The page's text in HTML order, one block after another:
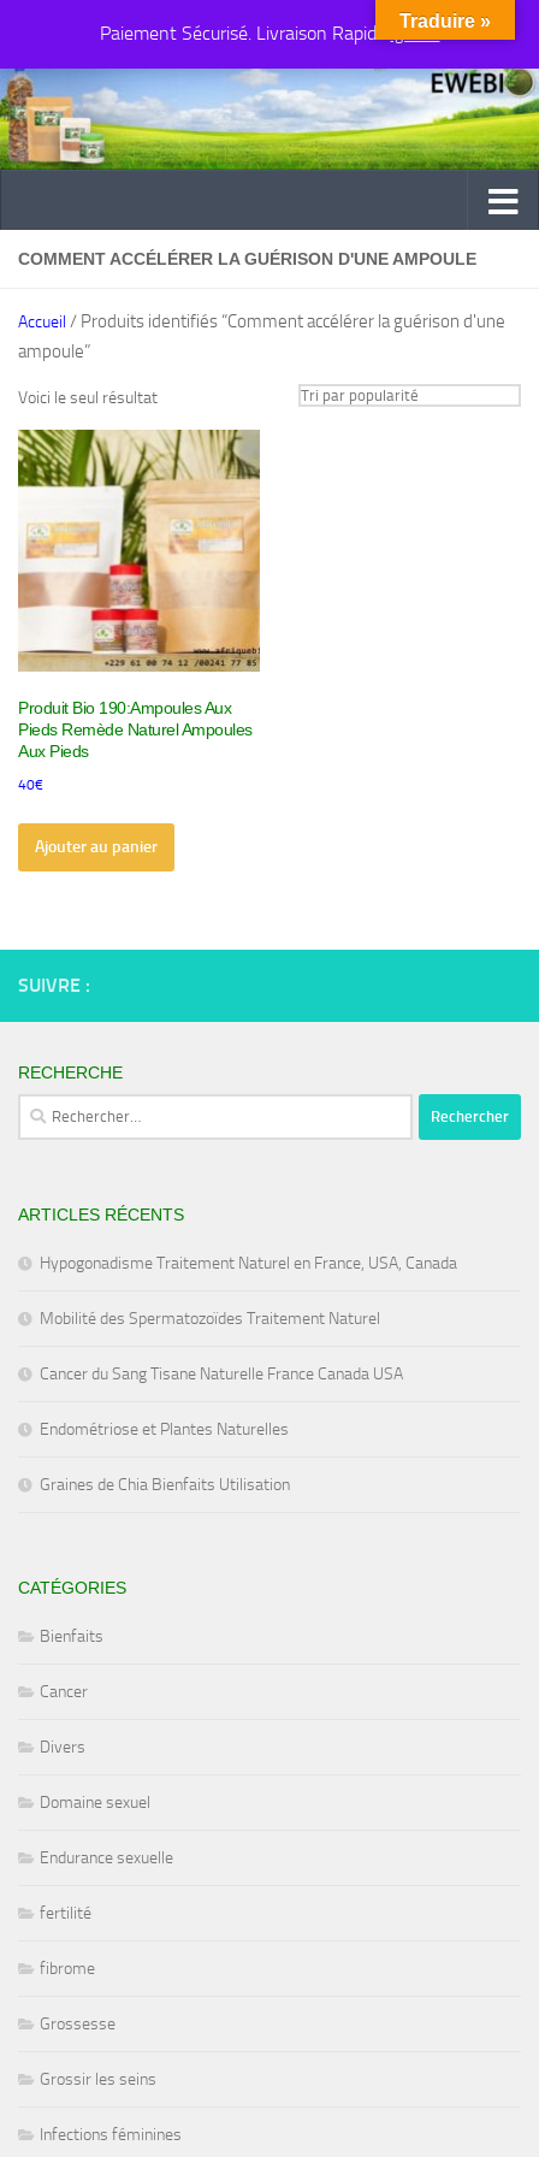
Paiement Sécurisé. Livraison Rapide Ignorer
Au dessous du contenu
COMMENT ACCÉLÉRER LA GUÉRISON D'UNE AMPOULE
Accueil / Produits identifiés “Comment accélérer la guérison d'une
ampoule”
Voici le seul résultat
Produit Bio 190:Ampoules Aux
Pieds Remède Naturel Ampoules
Aux Pieds
40€
Ajouter au panier
SUIVRE :
RECHERCHE
Rechercher :
ARTICLES RÉCENTS
Hypogonadisme Traitement Naturel en France, USA, Canada
Mobilité des Spermatozoïdes Traitement Naturel
Cancer du Sang Tisane Naturelle France Canada USA
Endométriose et Plantes Naturelles
Graines de Chia Bienfaits Utilisation
CATÉGORIES
Bienfaits
Cancer
Divers
Domaine sexuel
Endurance sexuelle
fertilité
fibrome
Grossesse
Grossir les seins
Infections féminines
Traduire »